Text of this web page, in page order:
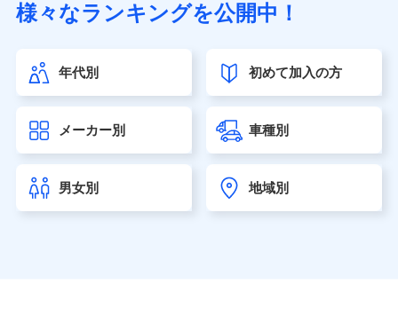
（https://www.sonylife.co.jp）
第一ネオ生命保険株式会社（https://neofirst.co.jp/）
大樹生命保険株式会社（https://www.taiju-life.co.jp）
seimei.co.jp）
チューリッヒ生命保険株式会社
東京海上日動あんしん生命保険株式会社
（https://www.tmn-anshin.co.jp/）
様々なランキングを公開中！
年代別 初めて加入の方
メーカー別 車種別
男女別 地域別